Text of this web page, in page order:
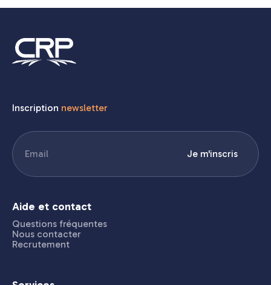
Inscription newsletter
E-
mail (Nécessaire) Je m'inscris
Aide et contact
Questions fréquentes
Nous contacter
Recrutement